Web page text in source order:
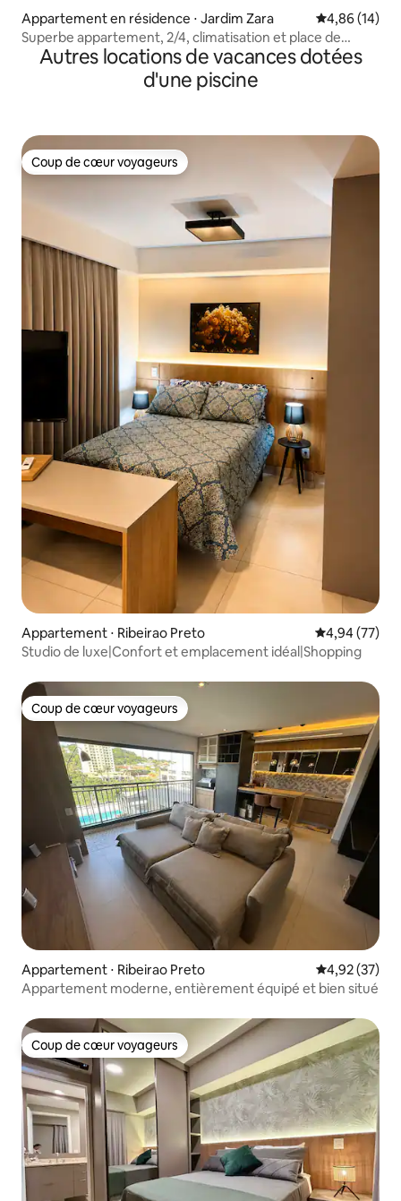
Appartement en résidence ⋅ Jardim Zara Évaluation
4,86 (14)
Superbe appartement, 2/4, climatisation et place de
parking, très confortable, salle de bain
Autres locations de vacances dotées
d'une piscine
Coup de cœur voyageurs
Coup de cœur voyageurs
Appartement ⋅ Ribeirao Preto Évaluation
4,94 (77)
Studio de luxe|Confort et emplacement idéal|Shopping
Coup de cœur voyageurs
Coup de cœur voyageurs
Appartement ⋅ Ribeirao Preto Évaluation
4,92 (37)
Appartement moderne, entièrement équipé et bien situé
Coup de cœur voyageurs
Coup de cœur voyageurs